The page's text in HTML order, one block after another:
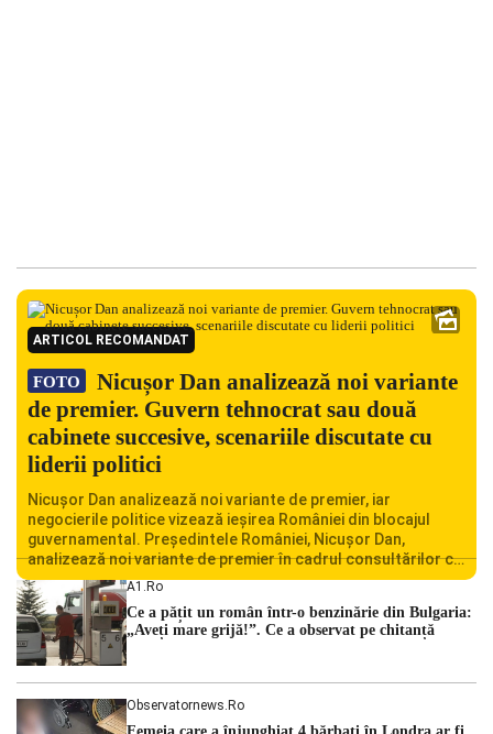
ARTICOL RECOMANDAT
FOTO
Nicușor Dan analizează noi variante
de premier. Guvern tehnocrat sau două
cabinete succesive, scenariile discutate cu
liderii politici
Nicușor Dan analizează noi variante de premier, iar
negocierile politice vizează ieșirea României din blocajul
guvernamental. Președintele României, Nicușor Dan,
analizează noi variante de premier în cadrul consultărilor cu
liderii politici. Ciprian Ciucu vorbește despre scenariul unui
guvern tehnocrat și despre posibilitatea a două cabinete
succesive. Nicușor Dan analizează noi variante de premier
România traversează […]
A1.ro
Ce a pățit un român într-o benzinărie din Bulgaria:
„Aveți mare grijă!”. Ce a observat pe chitanță
Observatornews.ro